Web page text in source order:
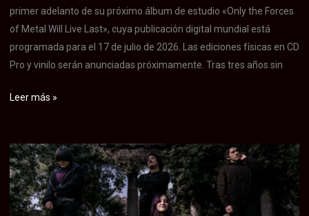
primer adelanto de su próximo álbum de estudio «Only the Forces
of Metal Will Live Last», cuya publicación digital mundial está
programada para el 17 de julio de 2026. Las ediciones físicas en CD
Pro y vinilo serán anunciadas próximamente. Tras tres años sin
Thrash
tras
tres
años
con
Leer más »